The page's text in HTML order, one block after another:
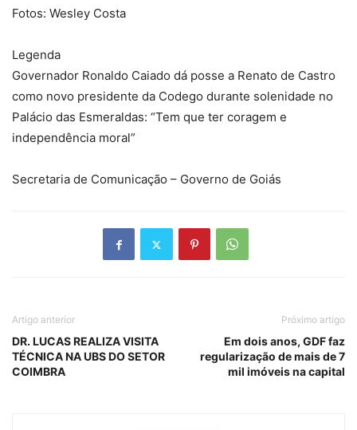
Fotos: Wesley Costa
Legenda
Governador Ronaldo Caiado dá posse a Renato de Castro
como novo presidente da Codego durante solenidade no
Palácio das Esmeraldas: “Tem que ter coragem e
independência moral”
Secretaria de Comunicação – Governo de Goiás
Artigo anterior
DR. LUCAS REALIZA VISITA
TÉCNICA NA UBS DO SETOR
COIMBRA
Próximo artigo
Em dois anos, GDF faz
regularização de mais de 7
mil imóveis na capital